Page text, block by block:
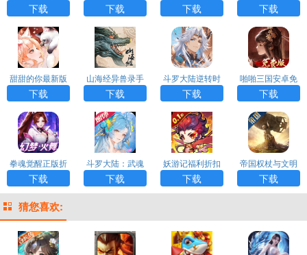
版
下载
方版
下载
版
下载
版
下载
甜甜的你最新版
H5
下载
山海经异兽录手
游正版H5
下载
斗罗大陆逆转时
空手游0.1折版
下载
啪啪三国安卓免
费版
下载
拳魂觉醒正版折
扣版
下载
斗罗大陆：武魂
觉醒(打金版)
下载
妖游记福利折扣
版
下载
帝国权杖与文明
手游最新版
下载
猜您喜欢: